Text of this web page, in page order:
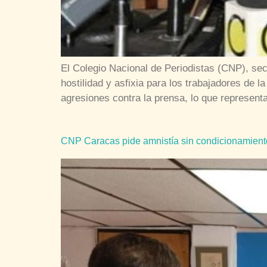
El Colegio Nacional de Periodistas (CNP),
hostilidad y asfixia para los trabajadores de
agresiones contra la prensa, lo que
CNP Caracas pide amnistía sin